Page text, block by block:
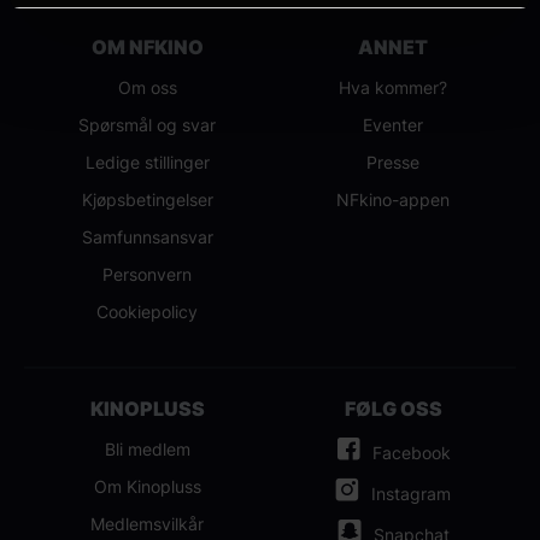
OM NFKINO
Om oss
Spørsmål og svar
Ledige stillinger
Kjøpsbetingelser
Samfunnsansvar
Personvern
Cookiepolicy
ANNET
Hva kommer?
Eventer
Presse
NFkino-appen
KINOPLUSS
Bli medlem
Om Kinopluss
Medlemsvilkår
FØLG OSS
Facebook
Instagram
Snapchat